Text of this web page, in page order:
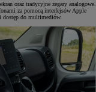
oraz tradycyjne zegary analogowe.
za pomocą interfejsów Apple
do multimediów.